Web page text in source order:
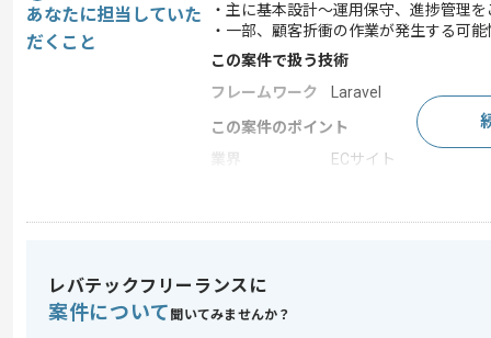
あなたに担当していた
だくこと
・主に基本設計～運用保守、進捗管理
・一部、顧客折衝の作業が発生する可
この案件で扱う技術
フレームワーク
Laravel
この案件のポイント
ECサイト
外国籍の方も活躍中 ,
求めるスキル
レバテックフリーランスに
案件について 聞いてみませんか？